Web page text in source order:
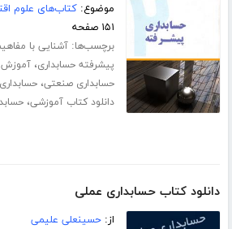
موضوع:کتاب‌های علوم
۱۵۱ صفحه
برچسب‌ها:آشنایی با
پیشرفته حسابداری،آموزش
حسابداری صنعتی،
دانلود کتاب آموزشی،
دانلود کتاب حسابداری عملی
از:حسینعلی علیمی